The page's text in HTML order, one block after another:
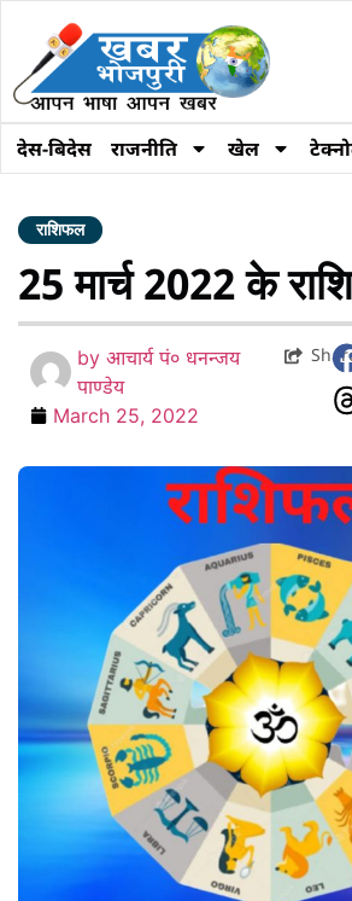
देस-बिदेस राजनीति खेल
राशिफल
25 मार्च 2022 के
by आचार्य पं० धनन्जय
पाण्डेय
March 25, 2022